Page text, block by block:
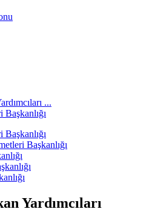
...
Başkanlığı
Başkanlığı
Başkanlığı
Yardımcıları